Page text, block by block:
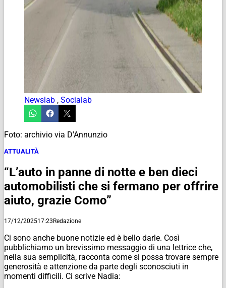
Newslab , Socialab
Foto: archivio via D'Annunzio
ATTUALITÀ
“L’auto in panne di notte e ben dieci
automobilisti che si fermano per offrire
aiuto, grazie Como”
17/12/202517:23Redazione
Ci sono anche buone notizie ed è bello darle. Così
pubblichiamo un brevissimo messaggio di una lettrice che,
nella sua semplicità, racconta come si possa trovare sempre
generosità e attenzione da parte degli sconosciuti in
momenti difficili. Ci scrive Nadia: